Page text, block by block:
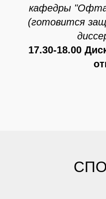
кафедры
(готовится
17.30-18.00